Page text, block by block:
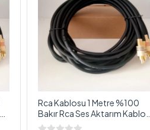
Rca Kablosu 1 Metre %100
Bakır Rca Ses Aktarım Kablosu
El Yapımı 1 Metre